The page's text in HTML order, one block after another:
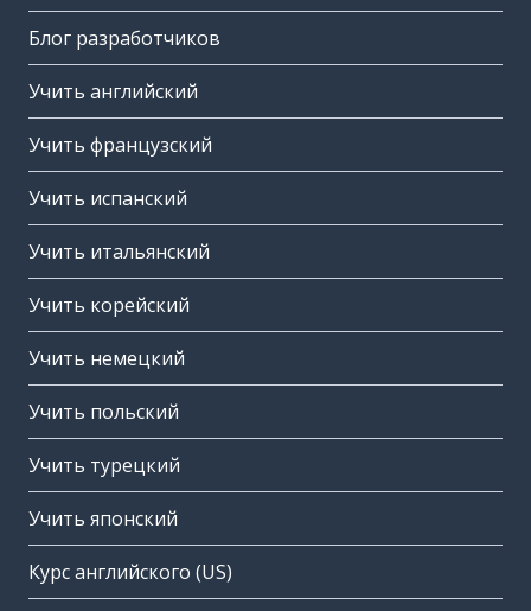
Блог разработчиков
Учить английский
Учить французский
Учить испанский
Учить итальянский
Учить корейский
Учить немецкий
Учить польский
Учить турецкий
Учить японский
Курс английского (US)